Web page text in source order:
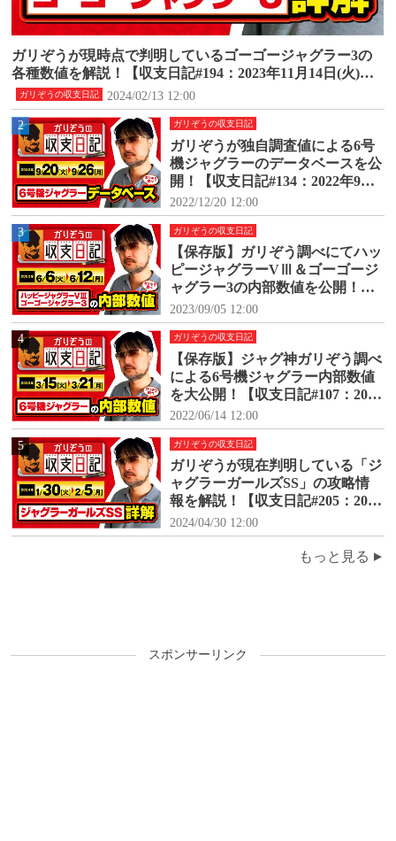
ガリぞうの収支日記
ガリぞうが現時点で判明しているゴーゴージャグラー3の
各種数値を解説！【収支日記#194：2023年11月14日(火)～1
1月20日(月)】
2024/02/13 12:00
2 ガリぞうの収支日記
ガリぞうが独自調査値による6号
機ジャグラーのデータベースを公
開！【収支日記#134：2022年9月2
0日(火)～9月26日(月)】
2022/12/20 12:00
3 ガリぞうの収支日記
【保存版】ガリぞう調べにてハッ
ピージャグラーVⅢ＆ゴーゴージ
ャグラー3の内部数値を公開！
【収支日記#171：2023年6月6日
(火)～6月12日(月)】
2023/09/05 12:00
4 ガリぞうの収支日記
【保存版】ジャグ神ガリぞう調べ
による6号機ジャグラー内部数値
を大公開！【収支日記#107：2022
年3月15日(火)～3月21日(月)】
2022/06/14 12:00
5 ガリぞうの収支日記
ガリぞうが現在判明している「ジ
ャグラーガールズSS」の攻略情
報を解説！【収支日記#205：2024
年1月30日(火)～2024年2月5日
(月)】
2024/04/30 12:00
もっと見る
スポンサーリンク